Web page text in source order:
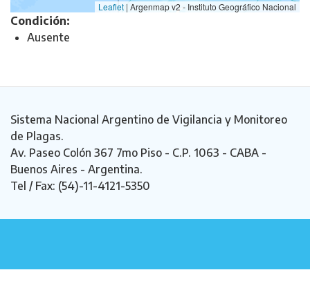
Leaflet | Argenmap v2 - Instituto Geográfico Nacional
Condición:
Ausente
Sistema Nacional Argentino de Vigilancia y Monitoreo
de Plagas.
Av. Paseo Colón 367 7mo Piso - C.P. 1063 - CABA -
Buenos Aires - Argentina.
Tel / Fax: (54)-11-4121-5350